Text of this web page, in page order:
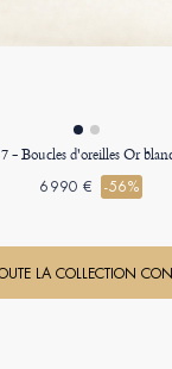
- Boucles d'oreilles Or
6990 € -56%
LA COLLECTION